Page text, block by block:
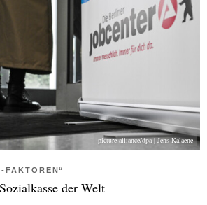
picture alliance/dpa | Jens Kalaene
FAKTOREN“
der Welt